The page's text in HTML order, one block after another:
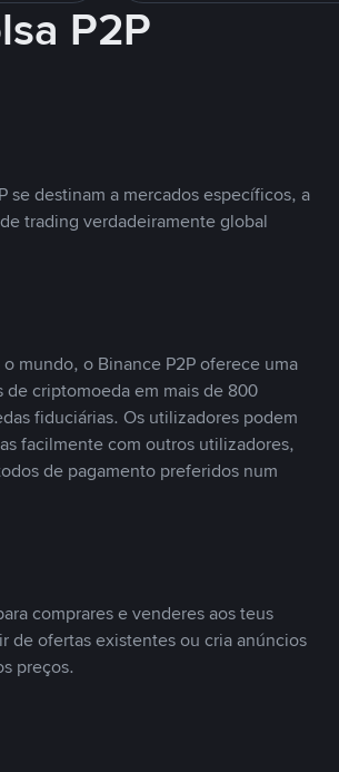
P2P
se destinam a mercados específicos, a
trading verdadeiramente global
mundo, o Binance P2P oferece uma
de criptomoeda em mais de 800
fiduciárias. Os utilizadores podem
facilmente com outros utilizadores,
de pagamento preferidos num
comprares e venderes aos teus
de ofertas existentes ou cria anúncios
preços.